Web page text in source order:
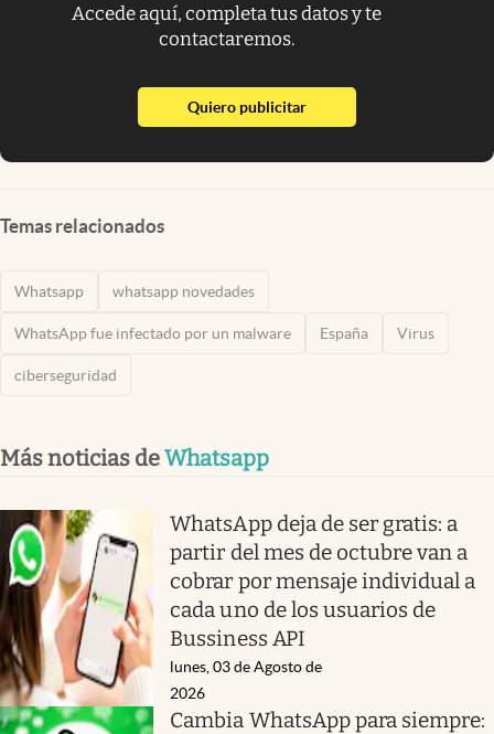
Accede aquí, completa tus datos y te
contactaremos.
Quiero publicitarabre en nueva pestaña
Temas relacionados
Whatsapp whatsapp novedades
WhatsApp fue infectado por un malware España Virus
ciberseguridad
Más noticias deWhatsapp
WhatsApp deja de ser gratis: a
partir del mes de octubre van a
cobrar por mensaje individual a
cada uno de los usuarios de
Bussiness API
lunes, 03 de Agosto de
2026
Cambia WhatsApp para siempre: